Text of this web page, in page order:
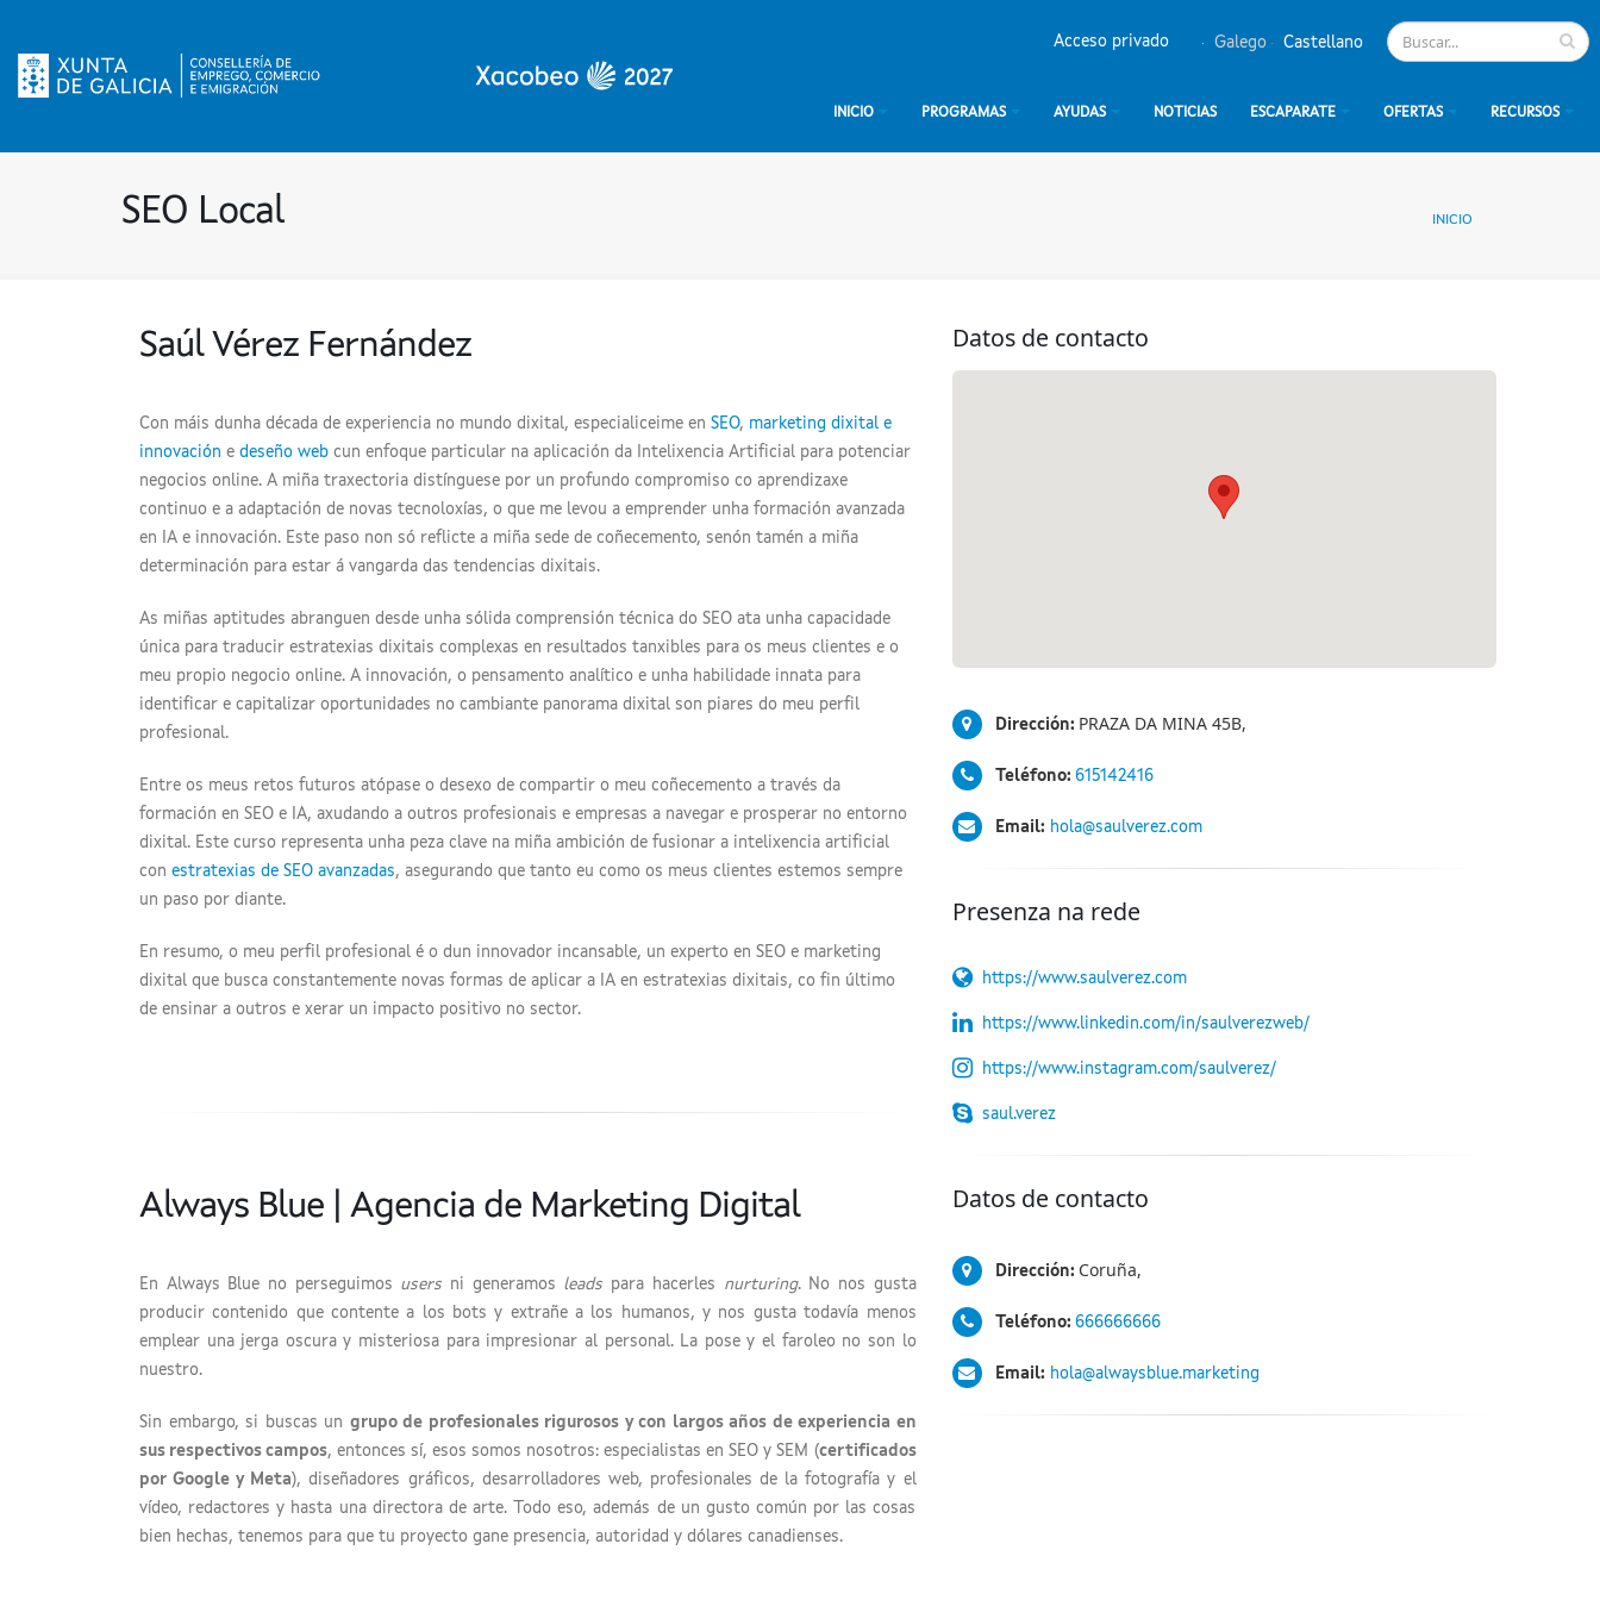
Galego Castellano
Acceso privado
INICIO PROGRAMAS AYUDAS NOTICIAS ESCAPARATE OFERTAS RECURSOS
SEO Local INICIO
Saúl Vérez Fernández
Con máis dunha década de experiencia no mundo dixital, especialiceime en SEO, marketing dixital e
innovación e deseño web cun enfoque particular na aplicación da Intelixencia Artificial para potenciar
negocios online. A miña traxectoria distínguese por un profundo compromiso co aprendizaxe
continuo e a adaptación de novas tecnoloxías, o que me levou a emprender unha formación avanzada
en IA e innovación. Este paso non só reflicte a miña sede de coñecemento, senón tamén a miña
determinación para estar á vangarda das tendencias dixitais.
As miñas aptitudes abranguen desde unha sólida comprensión técnica do SEO ata unha capacidade
única para traducir estratexias dixitais complexas en resultados tanxibles para os meus clientes e o
meu propio negocio online. A innovación, o pensamento analítico e unha habilidade innata para
identificar e capitalizar oportunidades no cambiante panorama dixital son piares do meu perfil
profesional.
Entre os meus retos futuros atópase o desexo de compartir o meu coñecemento a través da
formación en SEO e IA, axudando a outros profesionais e empresas a navegar e prosperar no entorno
dixital. Este curso representa unha peza clave na miña ambición de fusionar a intelixencia artificial
con estratexias de SEO avanzadas, asegurando que tanto eu como os meus clientes estemos sempre
un paso por diante.
En resumo, o meu perfil profesional é o dun innovador incansable, un experto en SEO e marketing
dixital que busca constantemente novas formas de aplicar a IA en estratexias dixitais, co fin último
de ensinar a outros e xerar un impacto positivo no sector.
Datos de contacto
Dirección: PRAZA DA MINA 45B,
Teléfono: 615142416
Email: hola@saulverez.com
Presenza na rede
https://www.saulverez.com
https://www.linkedin.com/in/saulverezweb/
https://www.instagram.com/saulverez/
saul.verez
Always Blue | Agencia de Marketing Digital
En Always Blue no perseguimos users ni generamos leads para hacerles nurturing. No nos gusta
producir contenido que contente a los bots y extrañe a los humanos, y nos gusta todavía menos
emplear una jerga oscura y misteriosa para impresionar al personal. La pose y el faroleo no son lo
nuestro.
Sin embargo, si buscas un grupo de profesionales rigurosos y con largos años de experiencia en
sus respectivos campos, entonces sí, esos somos nosotros: especialistas en SEO y SEM (certificados
por Google y Meta), diseñadores gráficos, desarrolladores web, profesionales de la fotografía y el
vídeo, redactores y hasta una directora de arte. Todo eso, además de un gusto común por las cosas
bien hechas, tenemos para que tu proyecto gane presencia, autoridad y dólares canadienses.
Datos de contacto
Dirección: Coruña,
Teléfono: 666666666
Email: hola@alwaysblue.marketing